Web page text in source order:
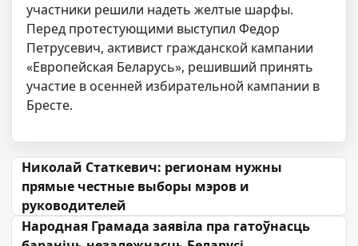
участники решили надеть желтые шарфы.
Перед протестующими выступил Федор
Петрусевич, активист гражданской кампании
«Европейская Беларусь», решивший принять
участие в осенней избирательной кампании в
Бресте.
Навігацыя па запісах
Николай Статкевич: регионам нужны
прямые честные выборы мэров и
руководителей
Народная Грамада заявіла пра гатоўнасць